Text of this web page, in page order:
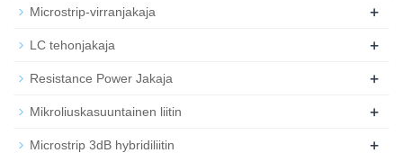
Microstrip-virranjakaja +
LC tehonjakaja +
Resistance Power Jakaja +
Mikroliuskasuuntainen liitin +
Microstrip 3dB hybridiliitin +